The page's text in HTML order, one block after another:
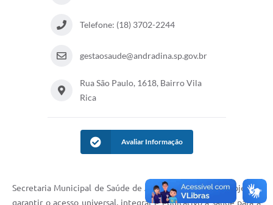
Telefone: (18) 3702-2244
gestaosaude@andradina.sp.gov.br
Rua São Paulo, 1618, Bairro Vila
Rica
Avaliar Informação
Secretaria Municipal de Saúde de Andradina tem como objetivo
garantir o acesso universal, integral e equitativo à saúde para a